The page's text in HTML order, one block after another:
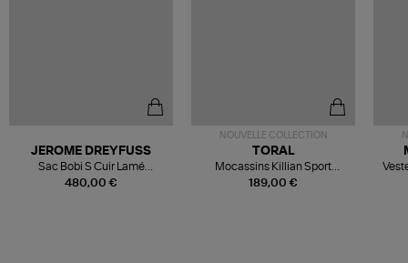
480,00 €
JEROME DREYFUSS
Sac Bobi S Cuir Lamé
Champagne
NOUVELLE COLLECTION
189,00 €
TORAL
Mocassins Killian Sport
Mousse